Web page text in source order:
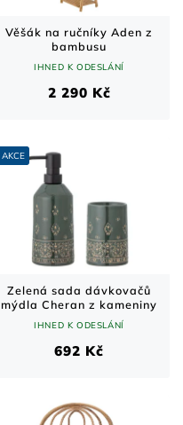
Věšák na ručníky Aden z
bambusu
IHNED K ODESLÁNÍ
2 290 Kč
AKCE
Zelená sada dávkovačů
mýdla Cheran z kameniny
IHNED K ODESLÁNÍ
692 Kč